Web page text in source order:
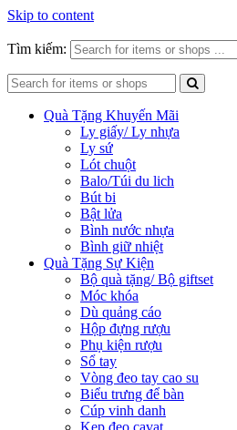
Skip to content
Tìm kiếm:
Quà Tặng Khuyến Mãi
Ly giấy/ Ly nhựa
Ly sứ
Lót chuột
Balo/Túi du lich
Bút bi
Bật lửa
Bình nước nhựa
Bình giữ nhiệt
Quà Tặng Sự Kiện
Bộ quà tặng/ Bộ giftset
Móc khóa
Dù quảng cáo
Hộp đựng rượu
Phụ kiện rượu
Sổ tay
Vòng đeo tay cao su
Biểu trưng để bàn
Cúp vinh danh
Kẹp đeo cavat